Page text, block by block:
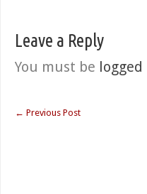
Leave a Reply
You must be logged
← Previous Post